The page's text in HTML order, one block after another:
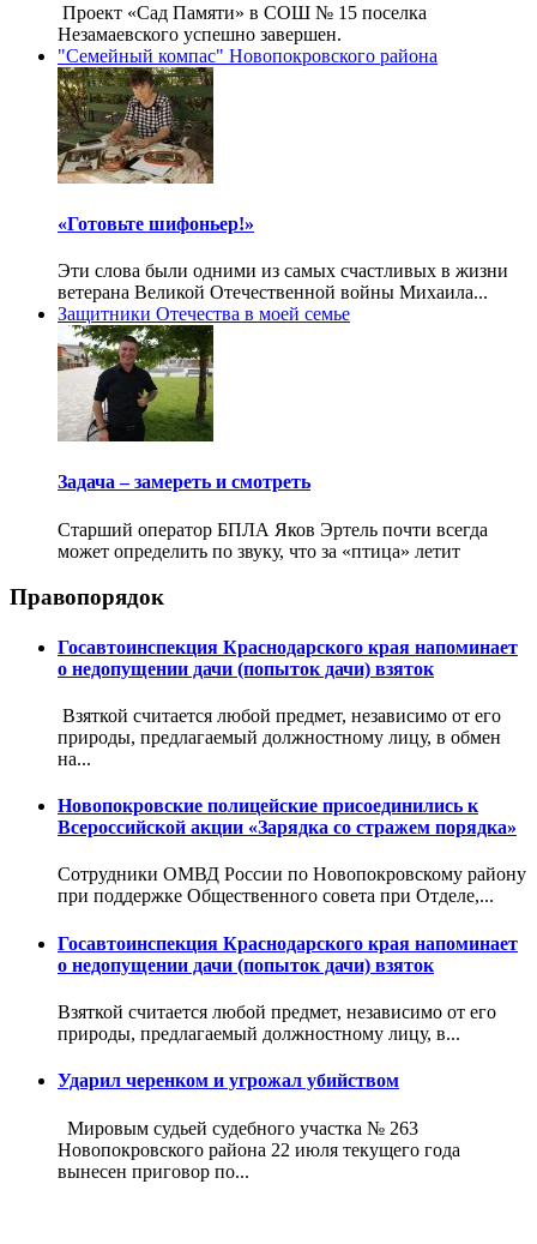
Проект «Сад Памяти» в СОШ № 15 поселка
Незамаевского успешно завершен.
"Семейный компас" Новопокровского района
«Готовьте шифоньер!»
Эти слова были одними из самых счастливых в жизни
ветерана Великой Отечественной войны Михаила...
Защитники Отечества в моей семье
Задача – замереть и смотреть
Старший оператор БПЛА Яков Эртель почти всегда
может определить по звуку, что за «птица» летит
Правопорядок
Госавтоинспекция Краснодарского края напоминает
о недопущении дачи (попыток дачи) взяток
Взяткой считается любой предмет, независимо от его
природы, предлагаемый должностному лицу, в обмен
на...
Новопокровские полицейские присоединились к
Всероссийской акции «Зарядка со стражем порядка»
Сотрудники ОМВД России по Новопокровскому району
при поддержке Общественного совета при Отделе,...
Госавтоинспекция Краснодарского края напоминает
о недопущении дачи (попыток дачи) взяток
Взяткой считается любой предмет, независимо от его
природы, предлагаемый должностному лицу, в...
Ударил черенком и угрожал убийством
Мировым судьей судебного участка № 263
Новопокровского района 22 июля текущего года
вынесен приговор по...